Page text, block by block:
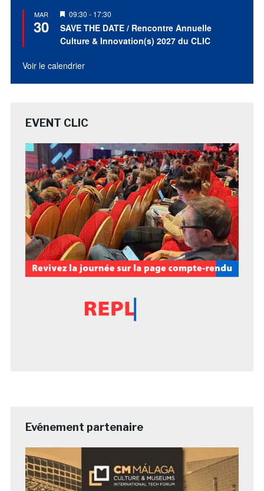
MAR
30
Mis
en
avant
09:30 - 17:30
SAVE THE DATE / Rencontre Annuelle
Culture & Innovation(s) 2027 du CLIC
Voir le calendrier
EVENT CLIC
Evénement partenaire